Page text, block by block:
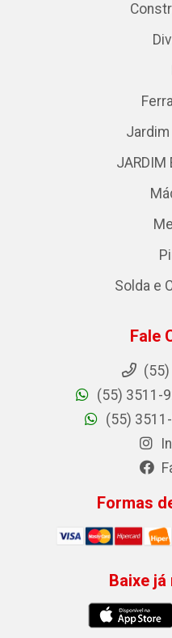
JARDIM
Solda e
Fale
(55) 3511-
(55)
Formas
Baixe já